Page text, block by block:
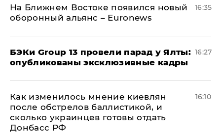
На Ближнем Востоке появился новый
оборонный альянс – Euronews
16:35
​БЭКи Group 13 провели парад у Ялты:
опубликованы эксклюзивные кадры
16:27
Как изменилось мнение киевлян
после обстрелов баллистикой, и
сколько украинцев готовы отдать
Донбасс РФ
16:10